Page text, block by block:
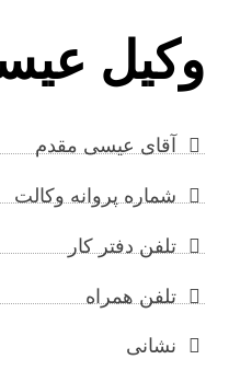
وکیل
آقای عیسی مقدم
شماره پروانه وکالت
تلفن دفتر کار
تلفن همراه
نشانی